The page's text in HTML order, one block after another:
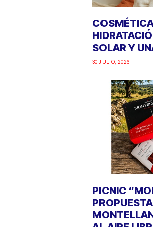
SOLAR Y
30 JULIO, 2026
PICNIC